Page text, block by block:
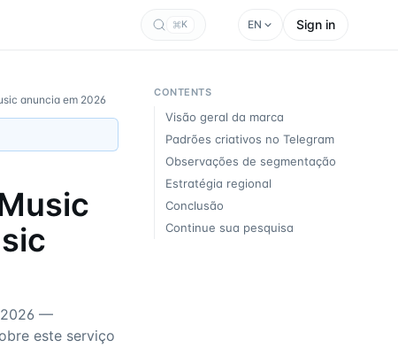
K EN Sign in
anuncia em 2026
2026 —
este serviço
CONTENTS
Visão geral da marca
Padrões criativos no Telegram
Observações de segmentação
Estratégia regional
Conclusão
Continue sua pesquisa